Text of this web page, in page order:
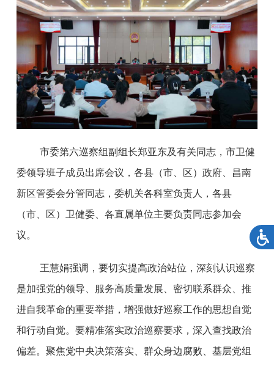
市委第六巡察组副组长郑亚东及有关同志，市卫健
委领导班子成员出席会议，各县（市、区）政府、昌南
新区管委会分管同志，委机关各科室负责人，各县
（市、区）卫健委、各直属单位主要负责同志参加会
议。
王慧娟强调，要切实提高政治站位，深刻认识巡察
是加强党的领导、服务高质量发展、密切联系群众、推
进自我革命的重要举措，增强做好巡察工作的思想自觉
和行动自觉。要精准落实政治巡察要求，深入查找政治
偏差。聚焦党中央决策落实、群众身边腐败、基层党组